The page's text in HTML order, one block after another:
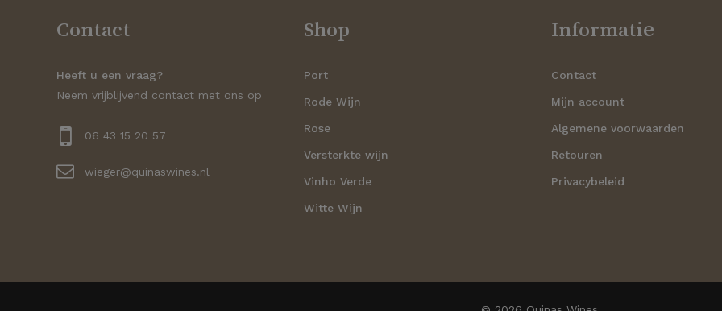
Contact
Heeft u een vraag?
Neem vrijblijvend contact met ons op
06 43 15 20 57
wieger@quinaswines.nl
Shop
Port
Rode Wijn
Rose
Versterkte wijn
Vinho Verde
Witte Wijn
Informatie
Contact
Mijn account
Algemene voorwaarden
Retouren
Privacybeleid